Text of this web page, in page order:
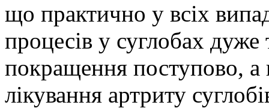
що практично у всіх
процесів у суглобах
покращення поступово, а
лікування артриту